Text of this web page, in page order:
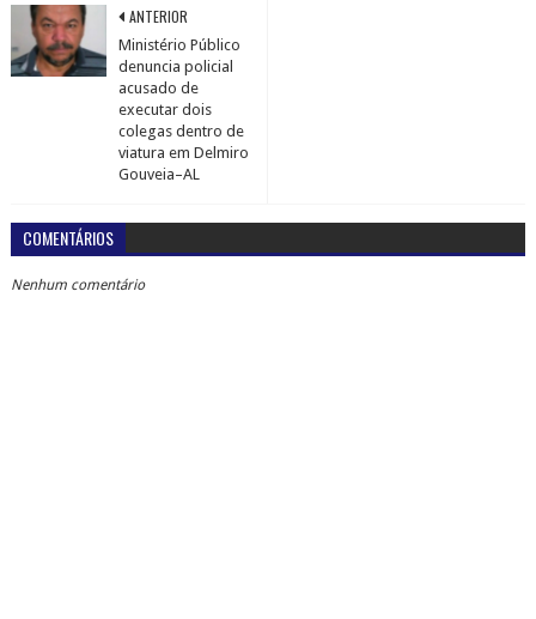
ANTERIOR
Ministério Público
denuncia policial
acusado de
executar dois
colegas dentro de
viatura em Delmiro
Gouveia–AL
COMENTÁRIOS
Nenhum comentário